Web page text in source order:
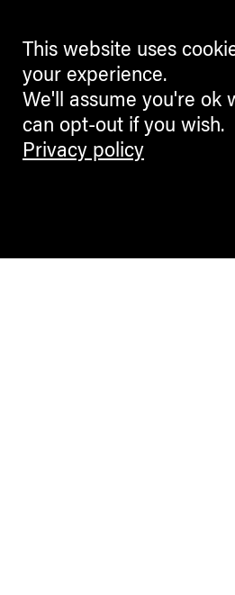
This website uses
your experience.
We'll assume you're ok
can opt-out if you wish.
Privacy policy